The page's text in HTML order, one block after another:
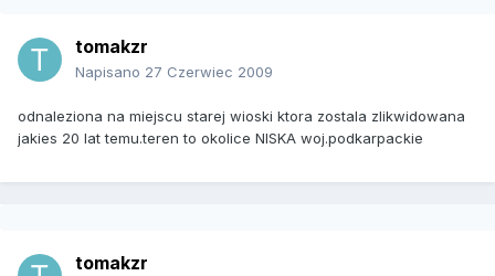
tomakzr
Napisano 27 Czerwiec 2009
odnaleziona na miejscu starej wioski ktora zostala zlikwidowana
jakies 20 lat temu.teren to okolice NISKA woj.podkarpackie
tomakzr